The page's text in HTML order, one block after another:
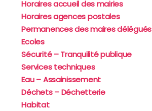
Horaires accueil des mairies
Horaires agences postales
Permanences des maires délégués
Ecoles
Sécurité – Tranquilité publique
Services techniques
Eau – Assainissement
Déchets – Déchetterie
Habitat